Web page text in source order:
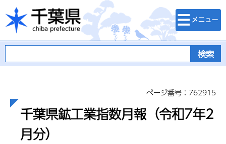
千葉県
検索・メニュ
ー
ページ番号：762915
千葉県鉱工業指数月報（令和7年2
月分）